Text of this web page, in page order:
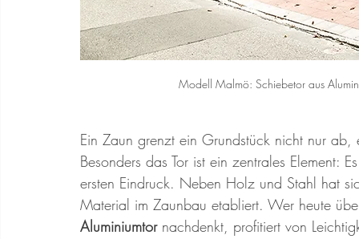
Modell Malmö: Schiebetor aus
Ein Zaun grenzt ein Grundstück nicht nur
Besonders das Tor ist ein zentrales Element:
ersten Eindruck. Neben Holz und Stahl hat
Material im Zaunbau etabliert. Wer heute
Aluminiumtor nachdenkt, profitiert von